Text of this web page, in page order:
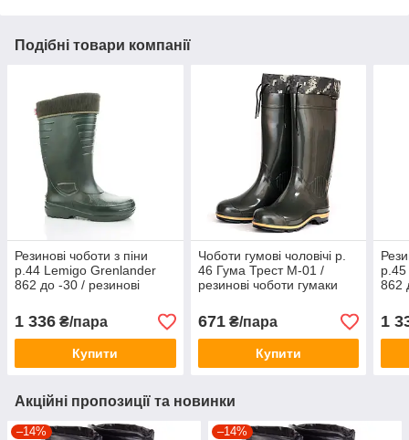
Подібні товари компанії
Резинові чоботи з піни
р.44 Lemigo Grenlander
862 до -30 / резинові
оливкові
1 336 ₴/пара
Купити
Чоботи гумові чоловічі р.
46 Гума Трест М-01 /
резинові чоботи гумаки
671₴/пара
Купити
862
1
Акційні пропозиції та новинки
–14% –14%